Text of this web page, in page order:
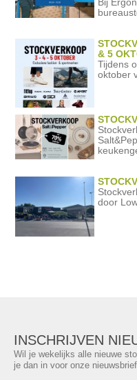
Bij
& 5
Tijdens
oktober
door
INSCHRIJVEN
Wil je wekelijks alle nieuwe
je dan in voor onze